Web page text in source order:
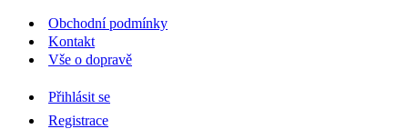
Obchodní podmínky
Kontakt
Vše o dopravě
Přihlásit se
Registrace